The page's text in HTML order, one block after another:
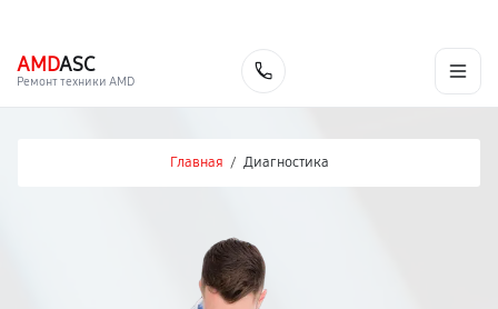
AMDASC
Ремонт техники AMD
Главная / Диагностика